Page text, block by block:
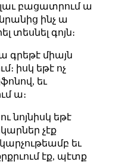
լաւ բացատրում ա
ինչ ա
տեսնել գոյն։
գրեթէ միայն
իսկ եթէ ոչ
եւ
ա։
նոյնիսկ եթէ
չէք
եւ
էք, պէտք